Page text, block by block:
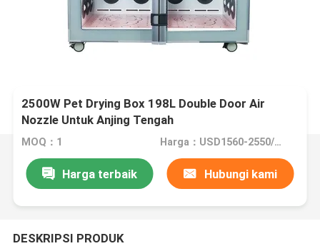
2500W Pet Drying Box 198L Double Door Air
Nozzle Untuk Anjing Tengah
MOQ：1 Harga：USD1560-2550/pc
Harga terbaik Hubungi kami
DESKRIPSI PRODUK